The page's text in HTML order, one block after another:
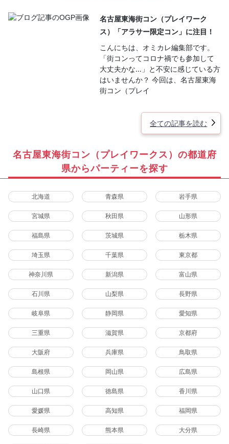
名古屋東海街コン（プレイワーク
ス）「アラサー限定コン」に注目！
こんにちは、オミカレ編集部です。
「街コンってコロナ禍でも参加して
大丈夫かな…」と不安に感じている方
はいませんか？ 今回は、名古屋東海
街コン（プレイ
全ての記事を読む
名古屋東海街コン（プレイワークス）の都道府
県からパーティーを探す
北海道 青森県 岩手県
宮城県 秋田県 山形県
福島県 茨城県 栃木県
埼玉県 千葉県 東京都
神奈川県 新潟県 富山県
石川県 山梨県 長野県
岐阜県 静岡県 愛知県
三重県 滋賀県 京都府
大阪府 兵庫県 鳥取県
島根県 岡山県 広島県
山口県 徳島県 香川県
愛媛県 高知県 福岡県
長崎県 熊本県 大分県